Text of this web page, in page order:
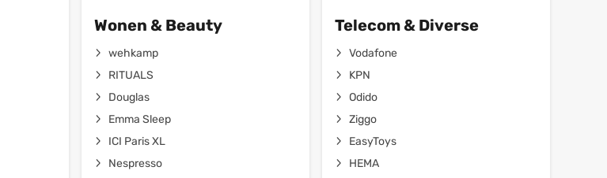
Wonen & Beauty
wehkamp
RITUALS
Douglas
Emma Sleep
ICI Paris XL
Nespresso
Telecom & Diverse
Vodafone
KPN
Odido
Ziggo
EasyToys
HEMA